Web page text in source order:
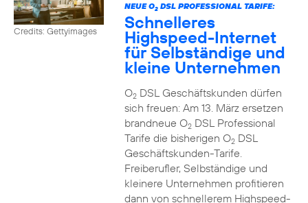
Credits: Gettyimages
NEUE O2DSL PROFESSIONAL TARIFE:
Schnelleres
Highspeed-Internet
für Selbständige und
kleine Unternehmen
O2DSL Geschäftskunden dürfen
sich freuen: Am 13. März ersetzen
brandneue O2DSL Professional
Tarife die bisherigen O2DSL
Geschäftskunden-Tarife.
Freiberufler, Selbständige und
kleinere Unternehmen profitieren
dann von schnellerem Highspeed-